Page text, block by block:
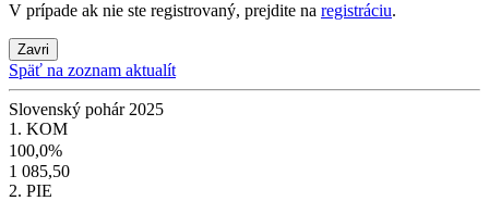
V prípade ak nie ste registrovaný, prejdite na registráciu.
Zavri
Späť na zoznam aktualít
Slovenský pohár 2025
1. KOM
100,0%
1 085,50
2. PIE